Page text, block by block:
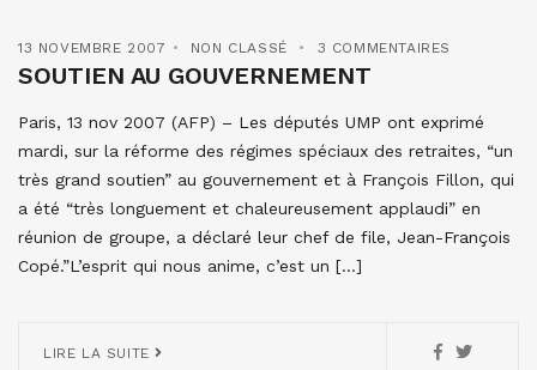
13 NOVEMBRE 2007 NON CLASSÉ 3 COMMENTAIRES
SOUTIEN AU GOUVERNEMENT
Paris, 13 nov 2007 (AFP) – Les députés UMP ont exprimé
mardi, sur la réforme des régimes spéciaux des retraites, “un
très grand soutien” au gouvernement et à François Fillon, qui
a été “très longuement et chaleureusement applaudi” en
réunion de groupe, a déclaré leur chef de file, Jean-François
Copé.”L’esprit qui nous anime, c’est un […]
LIRE LA SUITE